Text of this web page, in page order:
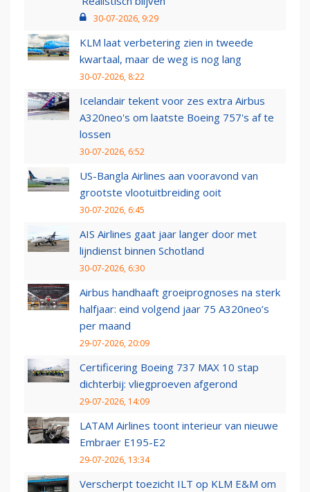
30-07-2026, 9:29
KLM laat verbetering zien in tweede
kwartaal, maar de weg is nog lang
30-07-2026, 8:22
Icelandair tekent voor zes extra Airbus
A320neo's om laatste Boeing 757's af te
lossen
30-07-2026, 6:52
US-Bangla Airlines aan vooravond van
grootste vlootuitbreiding ooit
30-07-2026, 6:45
AIS Airlines gaat jaar langer door met
lijndienst binnen Schotland
30-07-2026, 6:30
Airbus handhaaft groeiprognoses na sterk
halfjaar: eind volgend jaar 75 A320neo’s
per maand
29-07-2026, 20:09
Certificering Boeing 737 MAX 10 stap
dichterbij: vliegproeven afgerond
29-07-2026, 14:09
LATAM Airlines toont interieur van nieuwe
Embraer E195-E2
29-07-2026, 13:34
Verscherpt toezicht ILT op KLM E&M om